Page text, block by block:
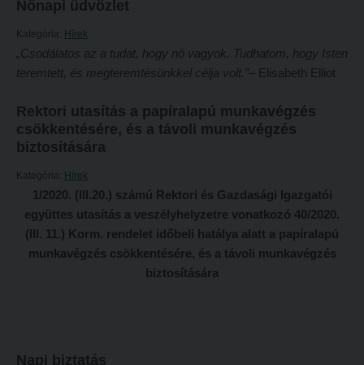
Baleset-, munka- és tűzvédelmi megelőző ismeretek hallgatók részére
Moodle, Teams, Microsoft, eduID
Kányádi-verseny
Simonyi-verseny
Tanulva tanítani
Innováció a pedagógushivatásban
Tanulmányi határidők
Tanulmányi Osztály
Tanulmányi tájékoztató
Tételsorok
Baleset-, munka- és tűzvédelmi megelőző ismeretek hallgatók részére
Moodle, Teams, Microsoft, eduID
ESEMÉNYEK
Kárpátok alatt
Nőnapi üdvözlet
Kategória: Hírek
„Csodálatos az a tudat, hogy nő vagyok. Tudhatom, hogy Isten
teremtett, és megteremtésünkkel célja volt.”– Elisabeth Elliot
Rektori utasítás a papíralapú munkavégzés
csökkentésére, és a távoli munkavégzés
biztosítására
Kategória: Hírek
1/2020. (III.20.) számú Rektori és Gazdasági Igazgatói
együttes utasítás a veszélyhelyzetre vonatkozó 40/2020.
(III. 11.) Korm. rendelet időbeli hatálya alatt a papíralapú
munkavégzés csökkentésére, és a távoli munkavégzés
biztosítására
Napi biztatás